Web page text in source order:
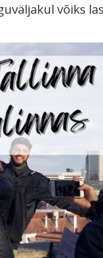
võiks